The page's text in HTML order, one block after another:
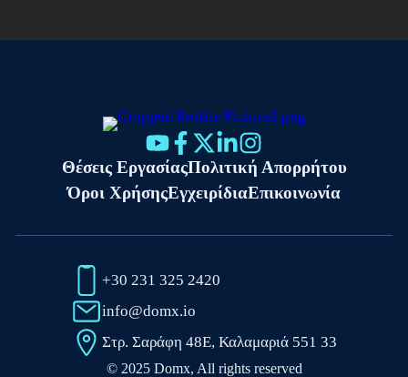
Θέσεις ΕργασίαςΠολιτική Απορρήτου
Όροι ΧρήσηςΕγχειρίδιαΕπικοινωνία
+30 231 325 2420
info@domx.io
Στρ. Σαράφη 48Ε, Καλαμαριά 551 33
© 2025 Domx, All rights reserved